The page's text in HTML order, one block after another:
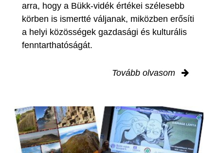
arra, hogy a Bükk-vidék értékei szélesebb
körben is ismertté váljanak, miközben erősíti
a helyi közösségek gazdasági és kulturális
fenntarthatóságát.
Tovább olvasom